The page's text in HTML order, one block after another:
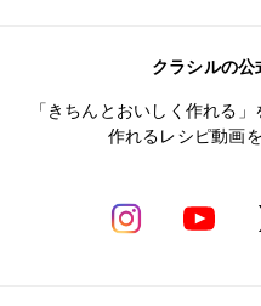
クラシルの公
「きちんとおいしく作れる
作れるレシピ動画